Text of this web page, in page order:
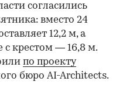
согласились
вместо 24
12,2 м, а
с крестом — 16,8 м.
по проекту
бюро AI-Architects.